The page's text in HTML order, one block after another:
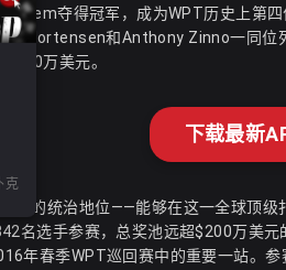
夺得冠军，成为WPT历史上第
Mortensen和Anthony Zinno一同位
340万美元。
下载最新
中的统治地位——能够在这一全球顶级
名选手参赛，总奖池远超$200万美元
年春季WPT巡回赛中的重要一站。参
克